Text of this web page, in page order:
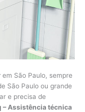
em São Paulo, sempre
São Paulo ou grande
e precisa de
– Assistência técnica